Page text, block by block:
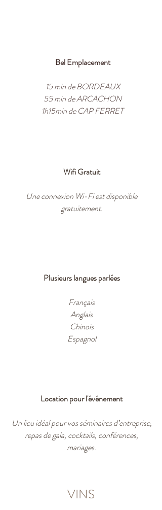
Bel Emplacement
15 min de BORDEAUX
55 min de ARCACHON
1h15min de CAP FERRET
Wifi Gratuit
Une connexion Wi-Fi est disponible
gratuitement.
Plusieurs langues parlées
Français
Anglais
Chinois
Espagnol
Location pour l'événement
Un lieu idéal pour vos séminaires d’entreprise,
repas de gala, cocktails, conférences,
mariages.
VINS